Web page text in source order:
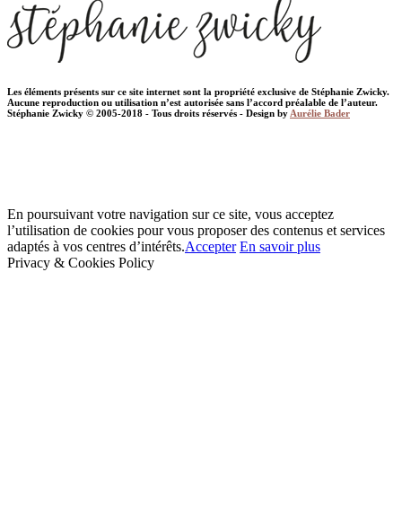
Les éléments présents sur ce site internet sont la propriété exclusive de Stéphanie Zwicky.
Aucune reproduction ou utilisation n’est autorisée sans l’accord préalable de l’auteur.
Stéphanie Zwicky © 2005-2018 - Tous droits réservés - Design by Aurélie Bader
En poursuivant votre navigation sur ce site, vous acceptez
l’utilisation de cookies pour vous proposer des contenus et services
adaptés à vos centres d’intérêts.Accepter En savoir plus
Privacy & Cookies Policy